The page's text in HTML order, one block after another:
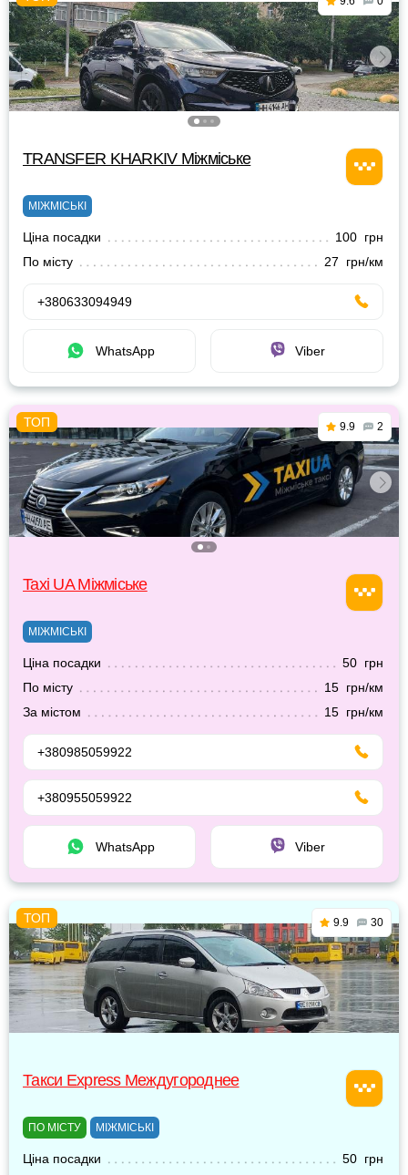
TRANSFER KHARKIV Міжміське
МІЖМІСЬКІ
Ціна посадки
100 грн
По місту
27 грн/км
+380633094949
WhatsApp Viber
9.9 2
Taxi UA Міжміське
МІЖМІСЬКІ
Ціна посадки
50 грн
По місту
15 грн/км
За містом
15 грн/км
+380985059922
+380955059922
WhatsApp Viber
9.9 30
Такси Express Междугороднее
ПО МІСТУ МІЖМІСЬКІ
Ціна посадки
50 грн